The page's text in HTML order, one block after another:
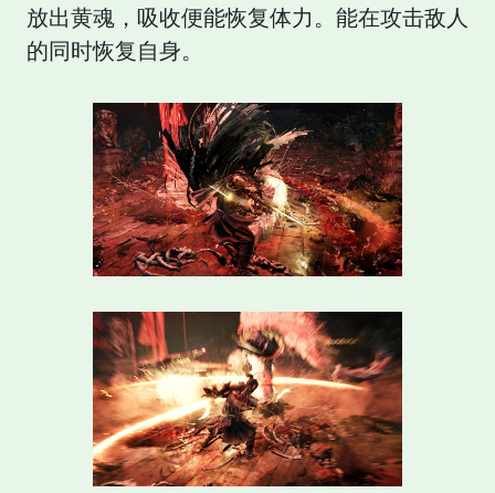
放出黄魂，吸收便能恢复体力。能在攻击敌人
的同时恢复自身。